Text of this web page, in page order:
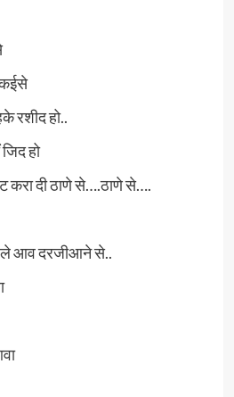
कईसे
रशीद हो..
हो
करा दी ठाणे से….ठाणे से….
आव दरजीआने से..